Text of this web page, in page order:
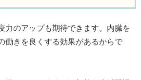
力のアップも期待できます。内臓を
働きを良くする効果があるからで